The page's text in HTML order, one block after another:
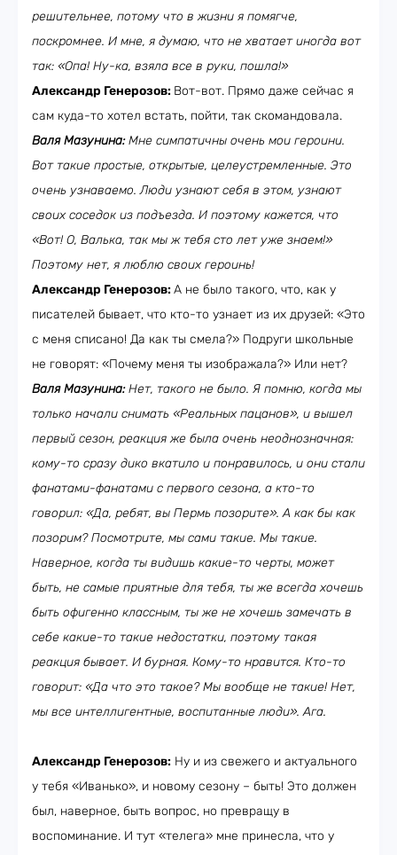
решительнее, потому что в жизни я помягче,
поскромнее. И мне, я думаю, что не хватает иногда вот
так: «Опа! Ну-ка, взяла все в руки, пошла!»
Александр Генерозов: Вот-вот. Прямо даже сейчас я
сам куда-то хотел встать, пойти, так скомандовала.
Валя Мазунина:Мне симпатичны очень мои героини.
Вот такие простые, открытые, целеустремленные. Это
очень узнаваемо. Люди узнают себя в этом, узнают
своих соседок из подъезда. И поэтому кажется, что
«Вот! О, Валька, так мы ж тебя сто лет уже знаем!»
Поэтому нет, я люблю своих героинь!
Александр Генерозов:А не было такого, что, как у
писателей бывает, что кто-то узнает из их друзей: «Это
с меня списано! Да как ты смела?» Подруги школьные
не говорят: «Почему меня ты изображала?» Или нет?
Валя Мазунина:Нет, такого не было. Я помню, когда мы
только начали снимать «Реальных пацанов», и вышел
первый сезон, реакция же была очень неоднозначная:
кому-то сразу дико вкатило и понравилось, и они стали
фанатами-фанатами с первого сезона, а кто-то
говорил: «Да, ребят, вы Пермь позорите». А как бы как
позорим? Посмотрите, мы сами такие. Мы такие.
Наверное, когда ты видишь какие-то черты, может
быть, не самые приятные для тебя, ты же всегда хочешь
быть офигенно классным, ты же не хочешь замечать в
себе какие-то такие недостатки, поэтому такая
реакция бывает. И бурная. Кому-то нравится. Кто-то
говорит: «Да что это такое? Мы вообще не такие! Нет,
мы все интеллигентные, воспитанные люди». Ага.
Александр Генерозов: Ну и из свежего и актуального
у тебя «Иванько», и новому сезону – быть! Это должен
был, наверное, быть вопрос, но превращу в
воспоминание. И тут «телега» мне принесла, что у